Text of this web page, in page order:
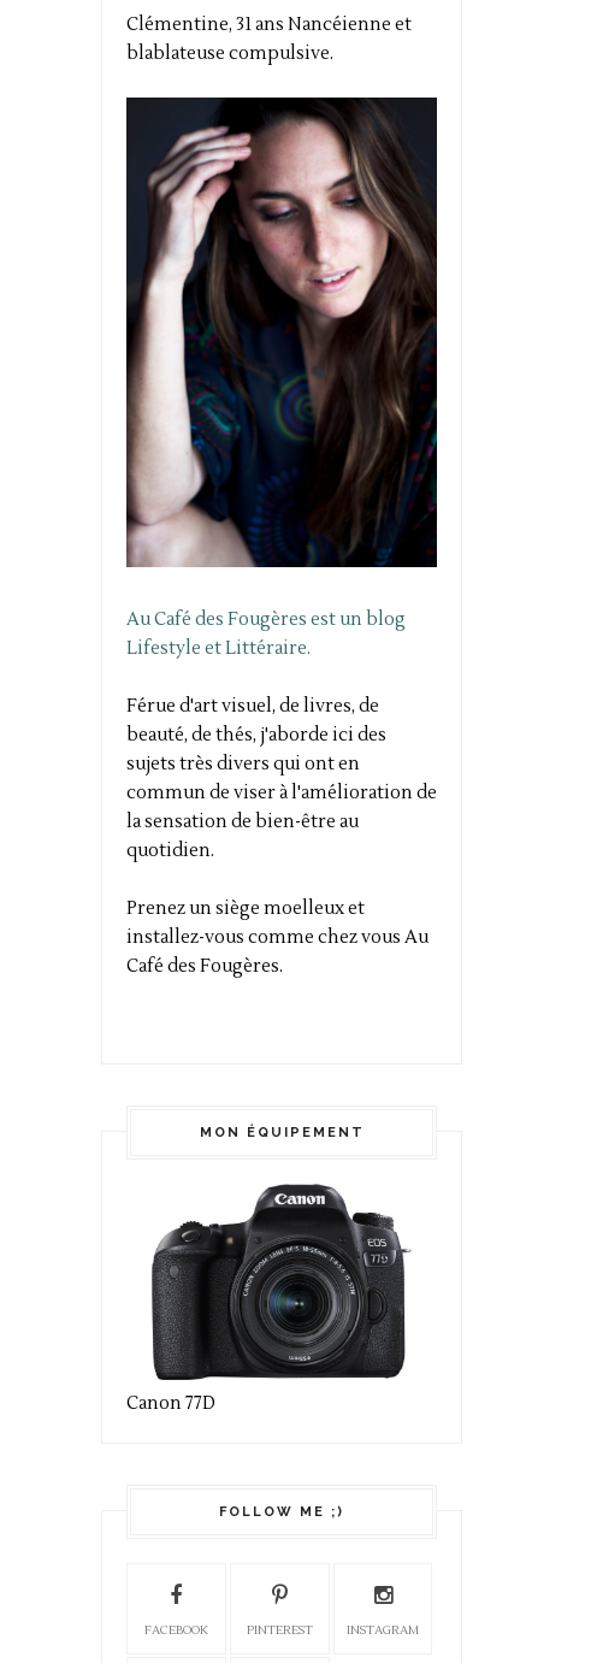
Clémentine, 31 ans Nancéienne et
blablateuse compulsive.
Au Café des Fougères est un blog
Lifestyle et Littéraire.
Férue d'art visuel, de livres, de
beauté, de thés, j'aborde ici des
sujets très divers qui ont en
commun de viser à l'amélioration de
la sensation de bien-être au
quotidien.
Prenez un siège moelleux et
installez-vous comme chez vous Au
Café des Fougères.
MON ÉQUIPEMENT
Canon 77D
FOLLOW ME ;)
FACEBOOK PINTEREST INSTAGRAM